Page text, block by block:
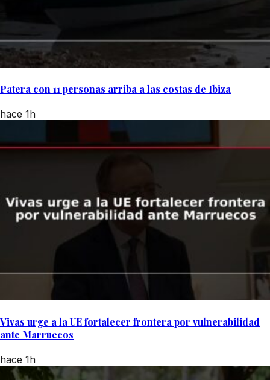
Patera con 11 personas arriba a las costas de Ibiza
hace 1h
Vivas urge a la UE fortalecer frontera por vulnerabilidad
ante Marruecos
hace 1h